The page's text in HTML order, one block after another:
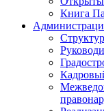
Книга